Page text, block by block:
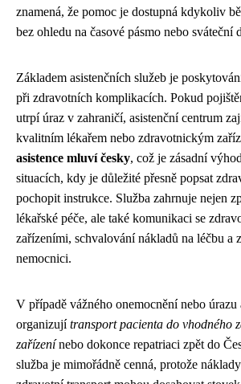
znamená, že pomoc je dostupná kdykoliv
bez ohledu na časové pásmo nebo sváteční
Základem asistenčních služeb je
při zdravotních komplikacích. Pokud
utrpí úraz v zahraničí, asistenční centrum
kvalitním lékařem nebo zdravotnickým
asistence mluví česky, což je zásadní
situacích, kdy je důležité přesně popsat
pochopit instrukce. Služba zahrnuje nejen
lékařské péče, ale také komunikaci se
zařízeními, schvalování nákladů na léčbu a
nemocnici.
V případě vážného onemocnění nebo úrazu
organizujítransport pacienta do vhodného
zařízenínebo dokonce repatriaci zpět do
služba je mimořádně cenná, protože